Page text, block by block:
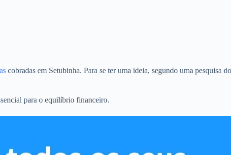
cobradas em Setubinha. Para se ter uma ideia, segundo uma pesquisa
para o equilíbrio financeiro.